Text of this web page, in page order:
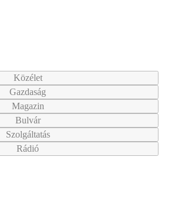
Közélet
Gazdaság
Magazin
Bulvár
Szolgáltatás
Rádió